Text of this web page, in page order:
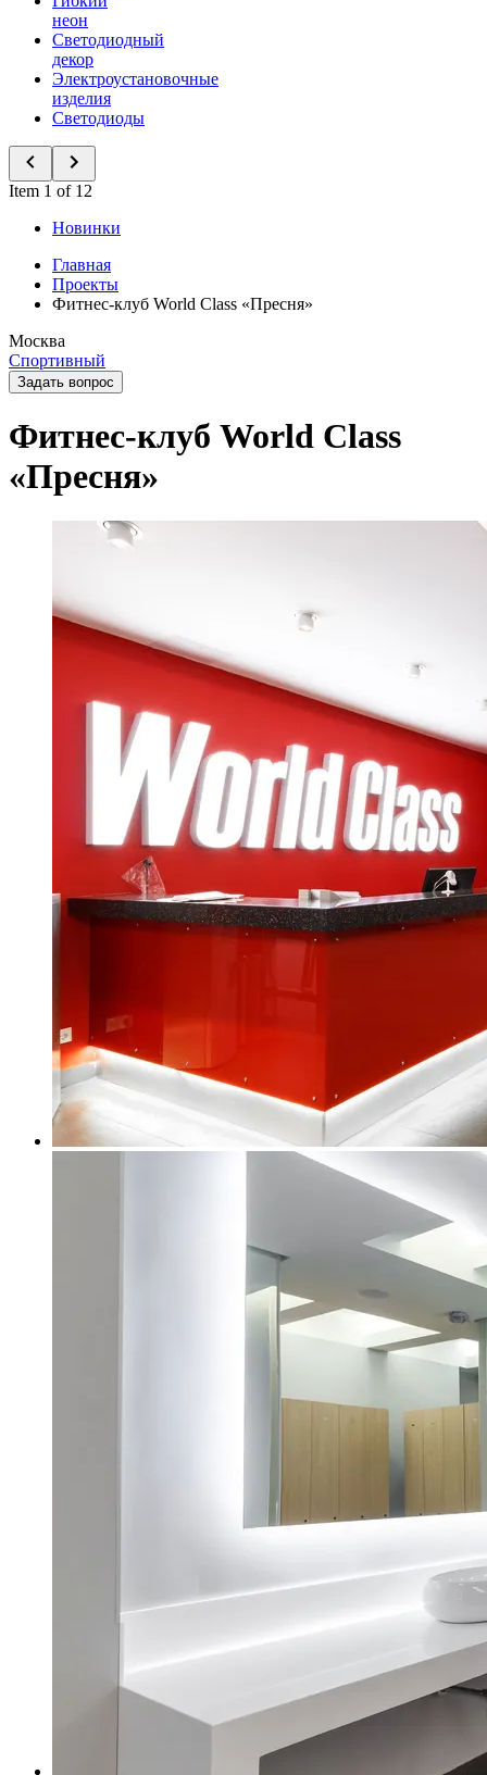
неон
Светодиодный
декор
Электроустановочные
изделия
Светодиоды
Item 1 of 12
Новинки
Главная
Проекты
Фитнес-клуб World Class «Пресня»
Москва
Спортивный
Задать вопрос
Фитнес-клуб World Class
«Пресня»